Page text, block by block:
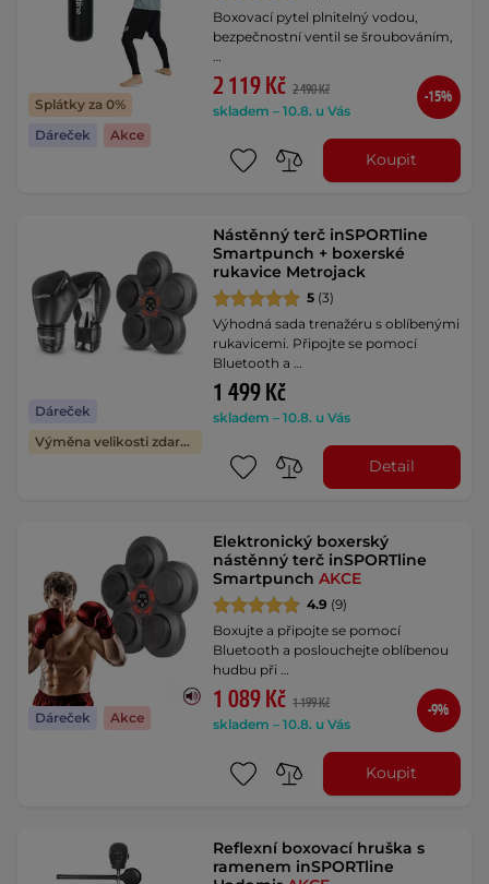
Splátky za 0%
Dáreček
Akce
Boxovací pytel plnitelný vodou,
bezpečnostní ventil se šroubováním,
2 119 Kč 2 490 Kč
skladem – 10.8. u Vás
-15%
Koupit
Dáreček
Výměna velikosti zdarma
Nástěnný terč inSPORTline
Smartpunch + boxerské
rukavice Metrojack
5 (3)
Výhodná sada trenažéru s oblíbenými
rukavicemi. Připojte se pomocí
Bluetooth a …
1 499 Kč
skladem – 10.8. u Vás
Detail
Dáreček Akce
Elektronický boxerský
nástěnný terč inSPORTline
SmartpunchAKCE
4.9 (9)
Boxujte a připojte se pomocí
Bluetooth a poslouchejte oblíbenou
hudbu při …
1 089 Kč 1 199 Kč
skladem – 10.8. u Vás
-9%
Koupit
Reflexní boxovací hruška s
ramenem inSPORTline